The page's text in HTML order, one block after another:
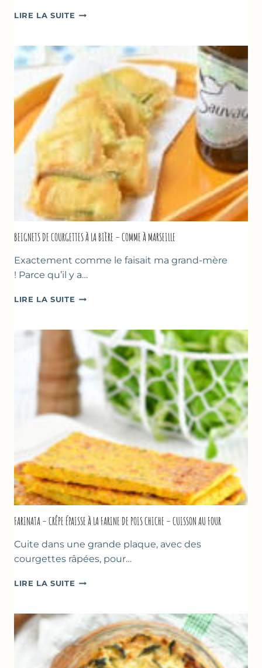
LIRE LA SUITE BÂTONNETS
CHOCOLAT
YAOURT
GREC
–
SANS
SORBETIÈRE
BEIGNETS DE COURGETTES À LA BIÈRE – COMME À MARSEILLE
Exactement comme le faisait ma grand-mère
! Parce qu’il y a…
LIRE LA SUITE BEIGNETS
LA
BIÈRE
–
COMME
À
MARSEILLE
FARINATA – CRÊPE ÉPAISSE À LA FARINE DE POIS CHICHE – CUISSON AU FOUR
Cuite dans une grande plaque, avec des
courgettes râpées, pour…
LIRE LA SUITE FARINATA
ÉPAISSE
À
LA
FARINE
DE